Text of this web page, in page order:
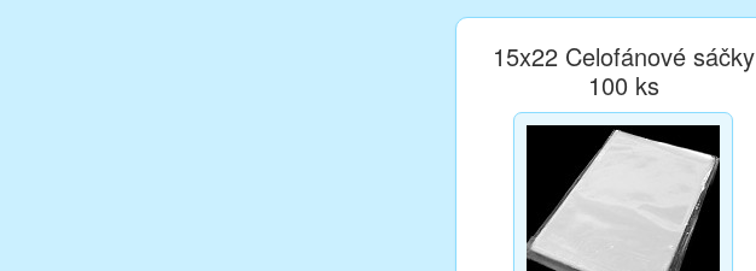
15x22 Celofánové sáčky
100 ks